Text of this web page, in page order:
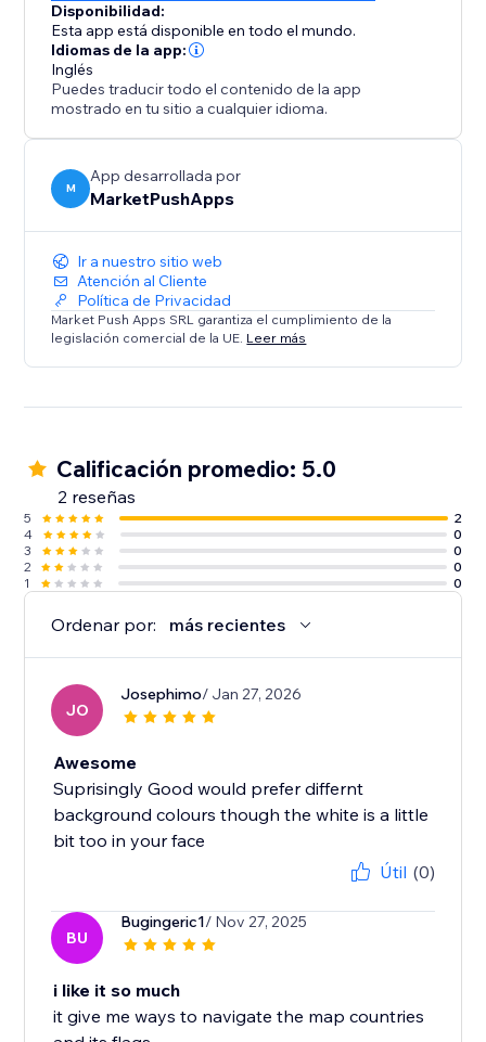
¿Por qué elegirlo?
A diferencia de las imágenes estáticas, estas
funciones interactivas invitan a los usuarios a explorar,
aumentando el tiempo de permanencia en tu sitio. Es
una solución flexible diseñada para empresas, ONG,
educadores y creadores por igual.
Disponibilidad:
Esta app está disponible en todo el mundo.
Idiomas de la app:
Inglés
Puedes traducir todo el contenido de la app
mostrado en tu sitio a cualquier idioma.
M
App desarrollada por
MarketPushApps
Ir a nuestro sitio web
Atención al Cliente
Política de Privacidad
Market Push Apps SRL garantiza el cumplimiento de la
legislación comercial de la UE. Leer más
Calificación promedio: 5.0
2 reseñas
5
2
4
0
3
0
2
0
1
0
Ordenar por: más recientes
JO
Josephimo/ Jan 27, 2026
Awesome
Suprisingly Good would prefer differnt
background colours though the white is a little
bit too in your face
Útil (0)
BU
Bugingeric1/ Nov 27, 2025
i like it so much
it give me ways to navigate the map countries